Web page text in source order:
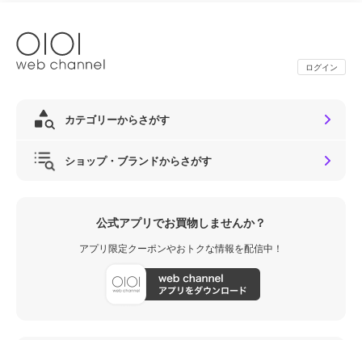
ログイン
カテゴリーからさがす
ショップ・ブランドからさがす
公式アプリでお買物しませんか？
アプリ限定クーポンやおトクな情報を配信中！